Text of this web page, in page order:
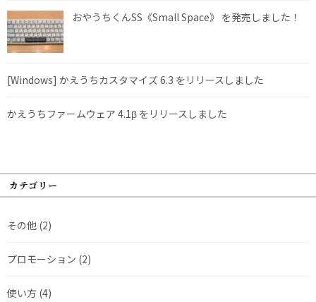
おやうちくんSS《Small Space》 を発売しました！
[Windows] かえうちカスタマイズ 6.3 をリリースしました
かえうちファームウェア 4.1β をリリースしました
カテゴリー
その他 (2)
プロモーション (2)
使い方 (4)